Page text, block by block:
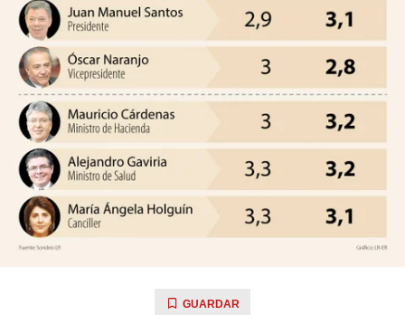
GUARDAR